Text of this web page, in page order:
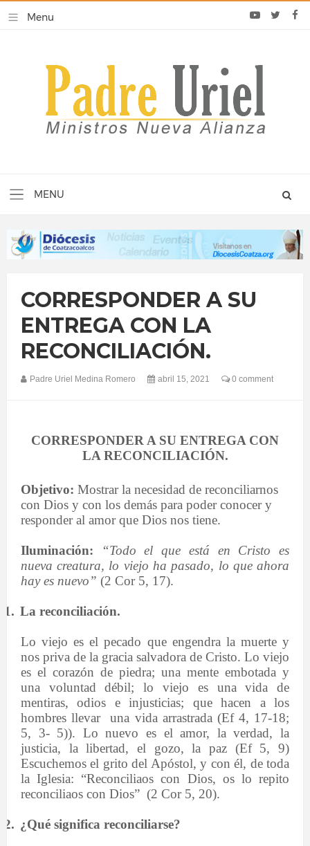
CORRESPONDER A SU
ENTREGA CON LA
RECONCILIACIÓN.
Padre Uriel Medina Romero abril 15, 2021 0 comment
CORRESPONDER A SU ENTREGA CON
LA RECONCILIACIÓN.
Objetivo: Mostrar la necesidad de reconciliarnos
con Dios y con los demás para poder conocer y
responder al amor que Dios nos tiene.
Iluminación:
“Todo el que está en Cristo es
nueva creatura, lo viejo ha pasado, lo que ahora
hay es nuevo” (2 Cor 5, 17).
1. La reconciliación.
Lo viejo es el pecado que engendra la muerte y
nos priva de la gracia salvadora de Cristo. Lo viejo
es el corazón de piedra; una mente embotada y
una voluntad débil; lo viejo es una vida de
mentiras, odios e injusticias; que hacen a los
hombres llevar
una vida arrastrada (Ef 4, 17-18;
5, 3- 5)). Lo nuevo es el amor, la verdad, la
justicia, la libertad, el gozo, la paz (Ef 5, 9)
Escuchemos el grito del Apóstol, y con él, de toda
la Iglesia: “Reconciliaos con Dios, os lo repito
reconciliaos con Dios” (2 Cor 5, 20).
2. ¿Qué significa reconciliarse?